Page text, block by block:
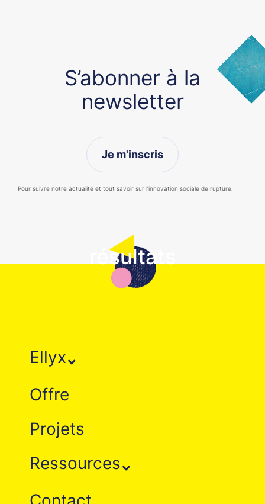
résultats
S’abonner à la
newsletter
Je m'inscris
Pour suivre notre actualité et tout savoir sur l’innovation sociale de rupture.
Ellyx
Offre
Projets
Ressources